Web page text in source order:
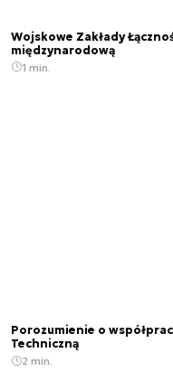
Wojskowe Zakłady
międzynarodową
1 min.
Porozumienie o
Techniczną
2 min.